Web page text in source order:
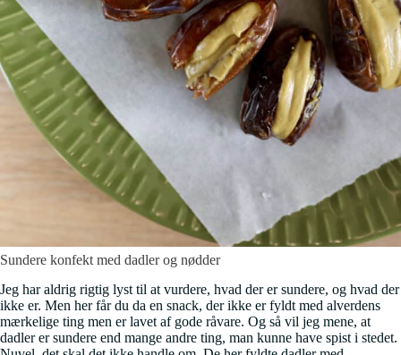
Sundere konfekt med dadler og nødder
Jeg har aldrig rigtig lyst til at vurdere, hvad der er sundere, og hvad der
ikke er. Men her får du da en snack, der ikke er fyldt med alverdens
mærkelige ting men er lavet af gode råvare. Og så vil jeg mene, at
dadler er sundere end mange andre ting, man kunne have spist i stedet.